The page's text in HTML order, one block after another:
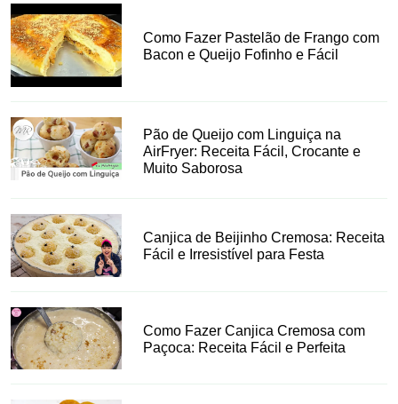
Como Fazer Pastelão de Frango com
Bacon e Queijo Fofinho e Fácil
Pão de Queijo com Linguiça na
AirFryer: Receita Fácil, Crocante e
Muito Saborosa
Canjica de Beijinho Cremosa: Receita
Fácil e Irresistível para Festa
Como Fazer Canjica Cremosa com
Paçoca: Receita Fácil e Perfeita